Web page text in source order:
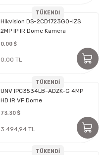
TÜKENDİ
Hikvision DS-2CD1723G0-IZS
2MP IP IR Dome Kamera
0,00 $
0,00 TL
TÜKENDİ
UNV IPC3534LB-ADZK-G 4MP
HD IR VF Dome
73,30 $
3.494,94 TL
TÜKENDİ